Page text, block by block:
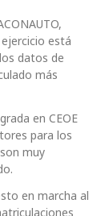
está
datos de
más
en CEOE
para los
muy
en marcha al